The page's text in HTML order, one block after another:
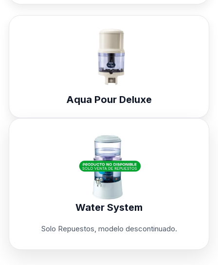
Aqua Pour Deluxe
Water System
Solo Repuestos, modelo descontinuado.